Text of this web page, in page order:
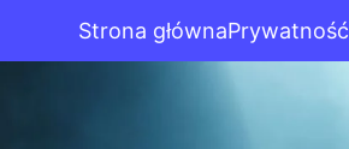
Strona głównaPrywatność